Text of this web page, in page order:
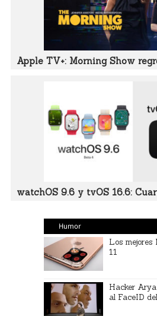
Apple TV+: Morning Show
watchOS 9.6 y tvOS 16.6:
Humor
Los mejores
11
Hacker
al FaceID